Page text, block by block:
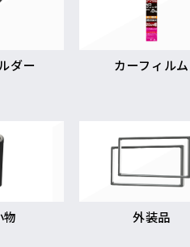
ダー カーフィルム
物 外装品